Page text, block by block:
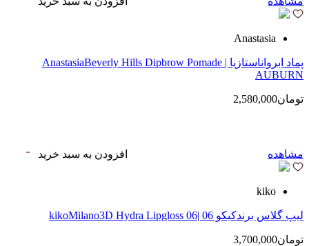
Anastasia
پماد ابرواناستازیا | AnastasiaBeverly Hills Dipbrow Pomade
AUBURN
تومان2,580,000
مشاهده افزودن به سبد خرید
kiko
لیپ گلاس‌ برندکیکو 06 |kikoMilano3D Hydra Lipgloss 06
تومان3,700,000